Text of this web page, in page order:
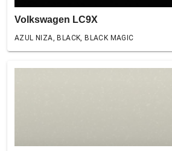
Volkswagen LC9X
AZUL NIZA, BLACK, BLACK MAGIC